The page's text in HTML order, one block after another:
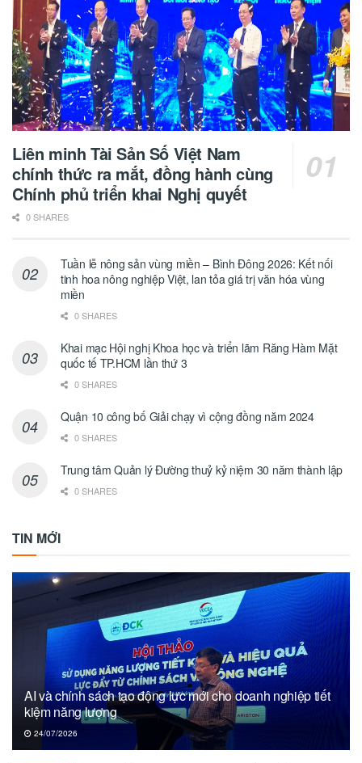
Liên minh Tài Sản Số Việt Nam
chính thức ra mắt, đồng hành cùng
Chính phủ triển khai Nghị quyết
0 SHARES
Tuần lễ nông sản vùng miền – Bình Đông 2026: Kết nối
tinh hoa nông nghiệp Việt, lan tỏa giá trị văn hóa vùng
miền
0 SHARES
Khai mạc Hội nghị Khoa học và triển lãm Răng Hàm Mặt
quốc tế TP.HCM lần thứ 3
0 SHARES
Quận 10 công bố Giải chạy vì cộng đồng năm 2024
0 SHARES
Trung tâm Quản lý Đường thuỷ kỷ niệm 30 năm thành lập
0 SHARES
TIN MỚI
AI và chính sách tạo động lực mới cho doanh nghiệp tiết
kiệm năng lượng
24/07/2026